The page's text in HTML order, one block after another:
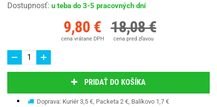
Dostupnosť: u teba do 3-5 pracovných dní
9,80 €
cena vrátane DPH
18,08 €
cena pred zľavou
PRIDAŤ DO KOŠÍKA
Doprava: Kuriér 3,5 €, Packeta 2 €, Balíkovo 1,7 €